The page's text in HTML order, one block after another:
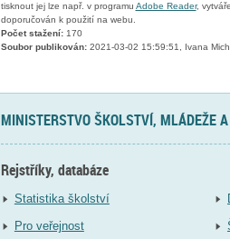
tisknout jej lze např. v programu Adobe Reader,
doporučován k použití na webu.
Počet stažení:170
Soubor publikován:2021-03-02 15:59:51, Ivana
MINISTERSTVO ŠKOLSTVÍ, MLÁDEŽE
Rejstříky, databáze
Statistika školství
Pro veřejnost